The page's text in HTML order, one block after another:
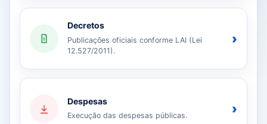
Decretos
Publicações oficiais conforme LAI (Lei
12.527/2011).
›
Despesas
Execução das despesas públicas. ›